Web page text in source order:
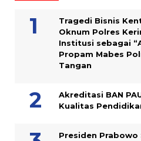
Tragedi Bisnis
Oknum Polres
Institusi sebagai
Propam Mabes
Tangan
Akreditasi BAN
Kualitas
Presiden